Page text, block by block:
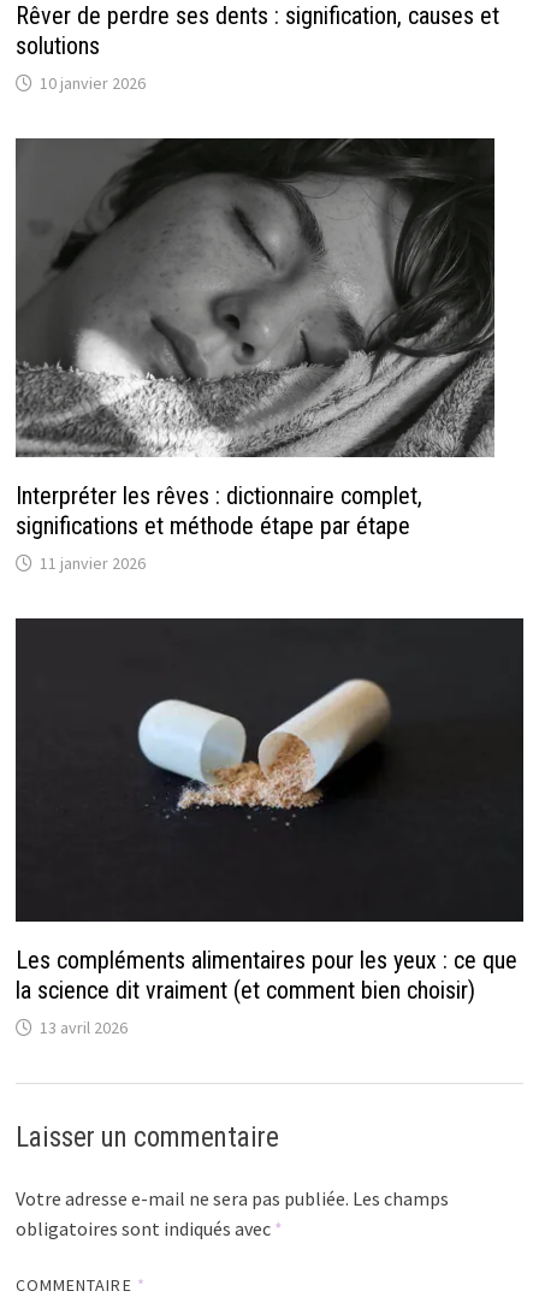
Rêver de perdre ses dents : signification, causes et
solutions
10 janvier 2026
Interpréter les rêves : dictionnaire complet,
significations et méthode étape par étape
11 janvier 2026
Les compléments alimentaires pour les yeux : ce que
la science dit vraiment (et comment bien choisir)
13 avril 2026
Laisser un commentaire
Votre adresse e-mail ne sera pas publiée. Les champs
obligatoires sont indiqués avec *
COMMENTAIRE *